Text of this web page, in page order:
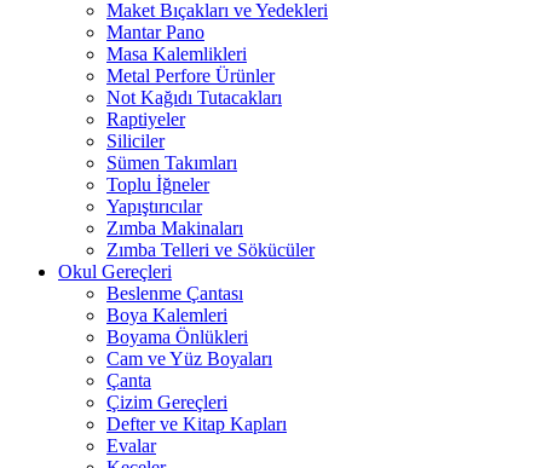
Maket Bıçakları ve Yedekleri
Mantar Pano
Masa Kalemlikleri
Metal Perfore Ürünler
Not Kağıdı Tutacakları
Raptiyeler
Siliciler
Sümen Takımları
Toplu İğneler
Yapıştırıcılar
Zımba Makinaları
Zımba Telleri ve Sökücüler
Okul Gereçleri
Beslenme Çantası
Boya Kalemleri
Boyama Önlükleri
Cam ve Yüz Boyaları
Çanta
Çizim Gereçleri
Defter ve Kitap Kapları
Evalar